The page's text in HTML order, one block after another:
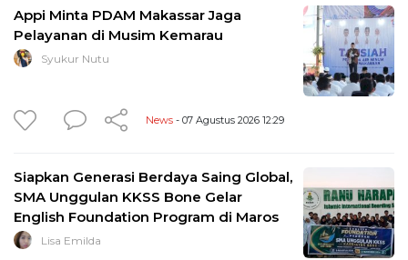
Appi Minta PDAM Makassar Jaga
Pelayanan di Musim Kemarau
Syukur Nutu
News - 07 Agustus 2026 12:29
Siapkan Generasi Berdaya Saing Global,
SMA Unggulan KKSS Bone Gelar
English Foundation Program di Maros
Lisa Emilda